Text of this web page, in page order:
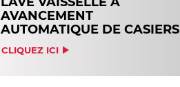
AVANCEMENT
AUTOMATIQUE DE CASIERS
CLIQUEZ ICI